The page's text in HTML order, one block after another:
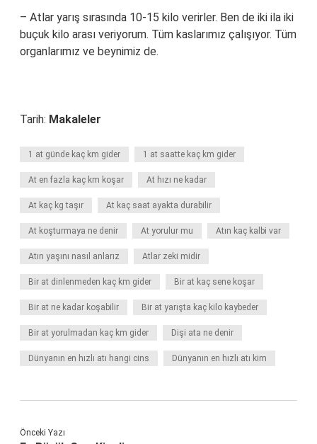
– Atlar yarış sırasında 10-15 kilo verirler. Ben de iki ila iki
buçuk kilo arası veriyorum. Tüm kaslarımız çalışıyor. Tüm
organlarımız ve beynimiz de.
Tarih: Makaleler
1 at günde kaç km gider 1 at saatte kaç km gider
At en fazla kaç km koşar At hızı ne kadar
At kaç kg taşır At kaç saat ayakta durabilir
At koşturmaya ne denir At yorulur mu Atın kaç kalbi var
Atın yaşını nasıl anlarız Atlar zeki midir
Bir at dinlenmeden kaç km gider Bir at kaç sene koşar
Bir at ne kadar koşabilir Bir at yarışta kaç kilo kaybeder
Bir at yorulmadan kaç km gider Dişi ata ne denir
Dünyanın en hızlı atı hangi cins Dünyanın en hızlı atı kim
Önceki Yazı